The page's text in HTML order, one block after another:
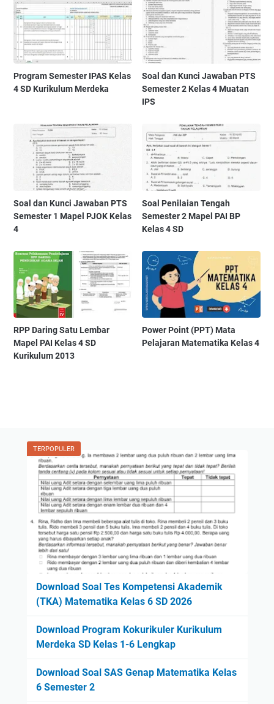
Program Semester IPAS Kelas
4 SD Kurikulum Merdeka
Soal dan Kunci Jawaban PTS
Semester 2 Kelas 4 Muatan
IPS
Soal dan Kunci Jawaban PTS
Semester 1 Mapel PJOK Kelas
4
Soal Penilaian Tengah
Semester 2 Mapel PAI BP
Kelas 4 SD
RPP Daring Satu Lembar
Mapel PAI Kelas 4 SD
Kurikulum 2013
Power Point (PPT) Mata
Pelajaran Matematika Kelas 4
TERPOPULER
Download Soal Tes Kompetensi Akademik
(TKA) Matematika Kelas 6 SD 2026
Download Program Kokurikuler Kurikulum
Merdeka SD Kelas 1-6 Lengkap
Download Soal SAS Genap Matematika Kelas
6 Semester 2